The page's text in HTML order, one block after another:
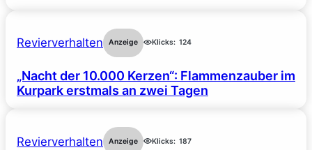
Revierverhalten Anzeige Klicks: 124
„Nacht der 10.000 Kerzen“: Flammenzauber im
Kurpark erstmals an zwei Tagen
Revierverhalten Anzeige Klicks: 187